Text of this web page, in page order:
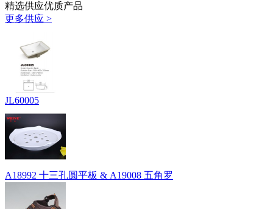
精选供应优质产品
更多供应 >
JL60005
A18992 十三孔圆平板 & A19008 五角罗